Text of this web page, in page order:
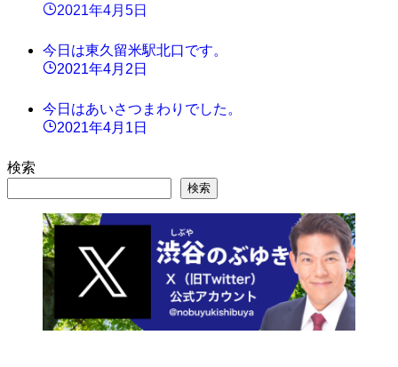
2021年4月5日
今日は東久留米駅北口です。
2021年4月2日
今日はあいさつまわりでした。
2021年4月1日
検索
検索